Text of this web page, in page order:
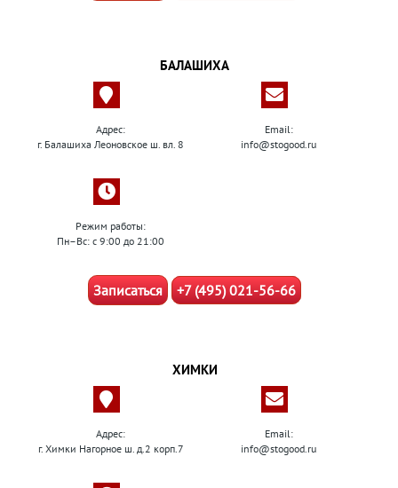
БАЛАШИХА
Адрес:
г. Балашиха Леоновское ш. вл. 8
Email:
info@stogood.ru
Режим работы:
Пн–Вс: с 9:00 до 21:00
Записаться +7 (495) 021-56-66
ХИМКИ
Адрес:
г. Химки Нагорное ш. д.2 корп.7
Email:
info@stogood.ru